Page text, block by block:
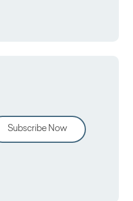
Subscribe Now